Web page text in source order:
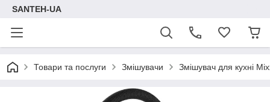
SANTEH-UA
Товари та послуги Змішувачи Змішувач для кухні